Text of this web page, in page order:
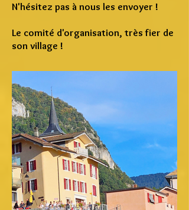
N'hésitez pas à nous les envoyer !
Le comité d'organisation, très fier de
son village !